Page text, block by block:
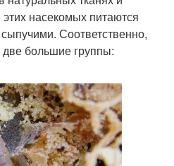
насекомых питаются
Соответственно,
большие группы: